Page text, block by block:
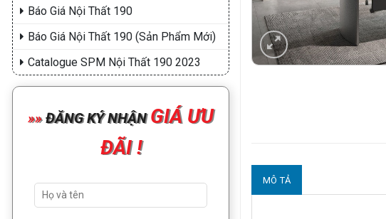
Báo Giá Nội Thất 190
Báo Giá Nội Thất 190 (Sản Phẩm Mới)
Catalogue SPM Nội Thất 190 2023
»»ĐĂNG KÝ NHẬN GIÁ ƯU
ĐÃI !
MÔ TẢ